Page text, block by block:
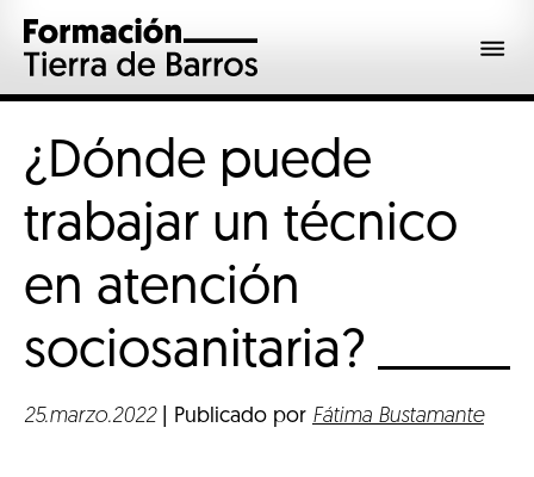
¿Dónde puede
trabajar un técnico
en atención
sociosanitaria?
25.marzo.2022| Publicado por Fátima Bustamante